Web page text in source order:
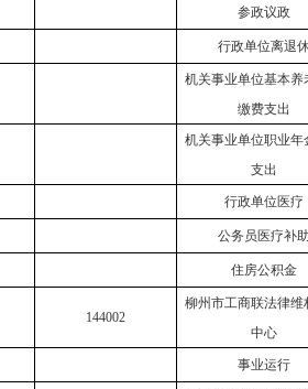
参政议政
行政单位离退
机关事业单位基本养
缴费支出
机关事业单位职业年
支出
行政单位医疗
公务员医疗补
住房公积金
144002
柳州市工商联法律维
中心
事业运行